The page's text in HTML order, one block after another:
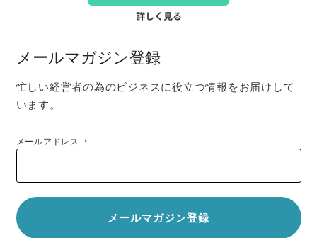
メールマガジン登録
忙しい経営者の為のビジネスに役立つ情報をお届けして
います。
メールアドレス*